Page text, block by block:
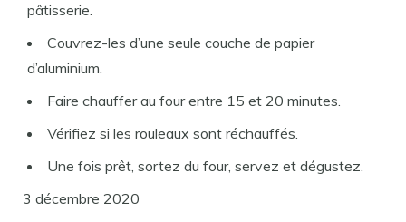
pâtisserie.
Couvrez-les d’une seule couche de papier
d’aluminium.
Faire chauffer au four entre 15 et 20 minutes.
Vérifiez si les rouleaux sont réchauffés.
Une fois prêt, sortez du four, servez et dégustez.
3 décembre 2020